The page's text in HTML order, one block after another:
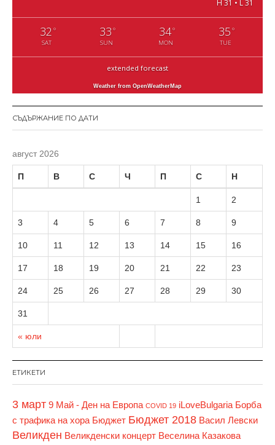
H 31 • L 31
32 °
SAT
33 °
SUN
34°
MON
35 °
TUE
extended forecast
Weather from OpenWeatherMap
СЪДЪРЖАНИЕ ПО ДАТИ
август 2026
П В С Ч П С Н
« юли
1 2
3 4 5 6 7 8 9
10 11 12 13 14 15 16
17 18 19 20 21 22 23
24 25 26 27 28 29 30
31
ЕТИКЕТИ
3 март 9 Май - Ден на Европа COVID 19 iLoveBulgaria Борба
с трафика на хора Бюджет Бюджет 2018 Васил Левски
Великден Великденски концерт Веселина Казакова